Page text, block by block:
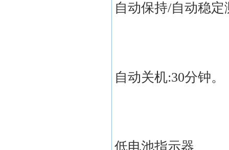
自动保持/自动稳定
自动关机:30分钟。
低电池指示器